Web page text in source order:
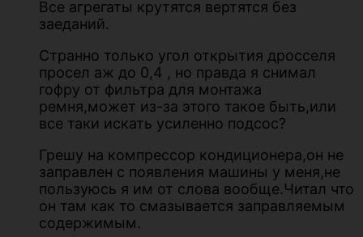
Все агрегаты крутятся вертятся без
заеданий.
Странно только угол открытия дросселя
просел аж до 0,4 , но правда я снимал
гофру от фильтра для монтажа
ремня,может из-за этого такое быть,или
все таки искать усиленно подсос?
Грешу на компрессор кондиционера,он не
заправлен с появления машины у меня,не
пользуюсь я им от слова вообще.Читал что
он там как то смазывается заправляемым
содержимым.